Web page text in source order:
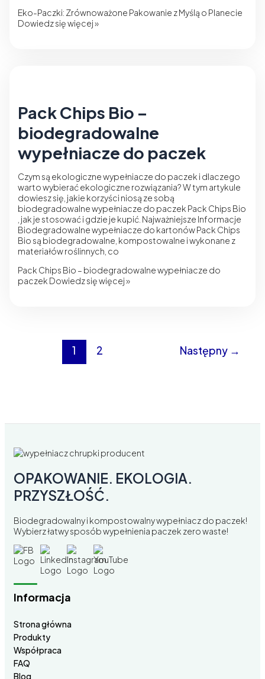
Eko-Paczki: Zrównoważone Pakowanie z Myślą o Planecie
Dowiedz się więcej »
Pack Chips Bio –
biodegradowalne
wypełniacze do paczek
Czym są ekologiczne wypełniacze do paczek i dlaczego
warto wybierać ekologiczne rozwiązania? W tym artykule
dowiesz się, jakie korzyści niosą ze sobą
biodegradowalne wypełniacze do paczek Pack Chips Bio
, jak je stosować i gdzie je kupić. Najważniejsze Informacje
Biodegradowalne wypełniacze do kartonów Pack Chips
Bio są biodegradowalne, kompostowalne i wykonane z
materiałów roślinnych, co
Pack Chips Bio – biodegradowalne wypełniacze do
paczek Dowiedz się więcej »
1 2 Następny →
OPAKOWANIE. EKOLOGIA.
PRZYSZŁOŚĆ.
Biodegradowalny i kompostowalny wypełniacz do paczek!
Wybierz łatwy sposób wypełnienia paczek zero waste!
Informacja
Strona główna
Produkty
Współpraca
FAQ
Blog